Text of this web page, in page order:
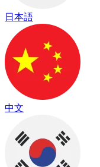
日本語
中文